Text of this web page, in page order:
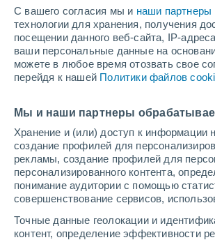
С вашего согласия мы и наши партнеры
технологии для хранения, получения
посещении данного веб-сайта, IP-
ваши персональные данные на
можете в любое время отозвать свое
перейдя к нашей Политики файлов
Мы и наши партнеры
Хранение и (или) доступ к информации
создание профилей для
рекламы, создание профилей для
персонализированного контента,
понимание аудитории с помощью
совершенствование сервисов,
Точные данные геолокации и
контент, определение эффективности
Открытые трассы
Подъемники
Веб-камеры курорта